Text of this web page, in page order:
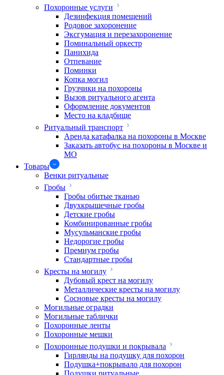
Похоронные услуги
Дезинфекция помещений
Родовое захоронение
Эксгумация и перезахоронение
Поминальный оркестр
Панихида
Отпевание
Поминки
Копка могил
Грузчики на похороны
Вызов ритуального агента
Оформление документов
Место на кладбище
Ритуальный транспорт
Аренда катафалка на похороны в Москве
Заказать автобус на похороны в Москве и
МО
Товары
Венки ритуальные
Гробы
Гробы обитые тканью
Двухкрышечные гробы
Детские гробы
Комбинированные гробы
Мусульманские гробы
Недорогие гробы
Премиум гробы
Стандартные гробы
Кресты на могилу
Дубовый крест на могилу
Металлические кресты на могилу
Сосновые кресты на могилу
Могильные оградки
Могильные таблички
Похоронные ленты
Похоронные мешки
Похоронные подушки и покрывала
Гирлянды на подушку для похорон
Подушка+покрывало для похорон
Подушки ритуальные